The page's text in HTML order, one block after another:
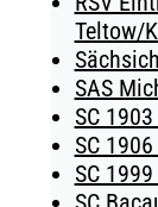
Teltow/
SAS
SC
SC
SC